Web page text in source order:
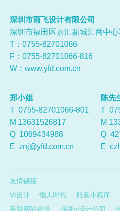
深圳市雨飞设计有限公司
深圳市福田区嘉汇新城汇商中
T：0755-82701066
F：0755-82701066-816
W： www.yfd.com.cn
郑小姐
T 0755-82701066-801
M 13631526817
Q 1069434988
E znj@yfd.com.cn
陈先
T
M
Q
E
友情链接
VI设计
懒人时代 服装小程序
品牌网站建设
品牌vi设计公司